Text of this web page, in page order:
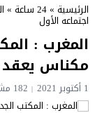
الرئيسية »24 ساعة »
اجتماعه الأول
المغرب :
مكناس يعقد
1 أكتوبر 2021 182 مشاهدة